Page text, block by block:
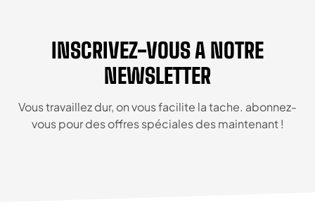
INSCRIVEZ-VOUS A NOTRE
NEWSLETTER
Vous travaillez dur, on vous facilite la tache. abonnez-
vous pour des offres spéciales des maintenant !